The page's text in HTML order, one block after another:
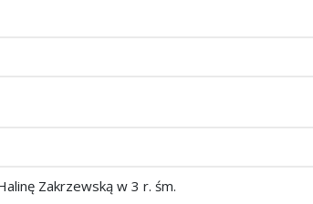
Zakrzewską w 3 r. śm.